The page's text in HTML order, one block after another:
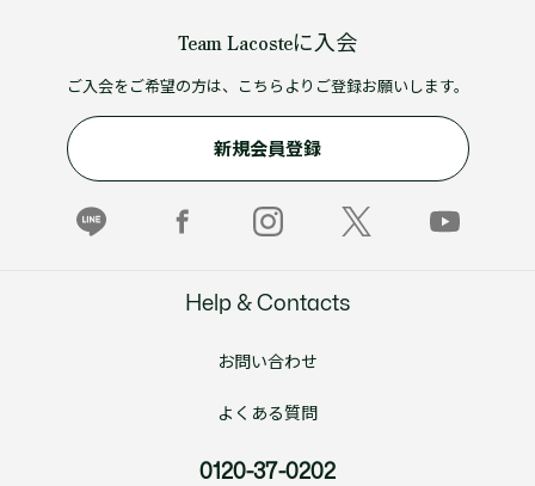
Team Lacosteに入会
ご入会をご希望の方は、こちらよりご登録お願いします。
新規会員登録
Help & Contacts
お問い合わせ
よくある質問
0120-37-0202